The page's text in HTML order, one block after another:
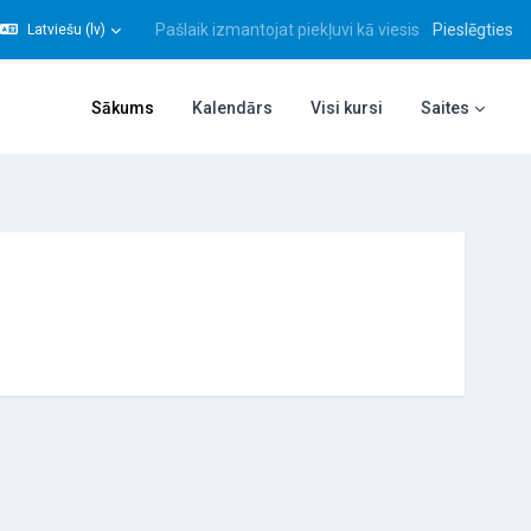
meklēšanas ievadi
Latviešu ‎(lv)‎ Pašlaik izmantojat piekļuvi kā viesis Pieslēgties
Sākums Kalendārs Visi kursi Saites